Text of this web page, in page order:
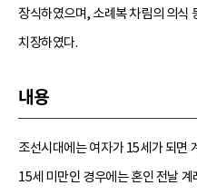
장식하였으며, 소례복 차림의 의식
치장하였다.
내용
조선시대에는 여자가 15세가 되면
15세 미만인 경우에는 혼인 전날